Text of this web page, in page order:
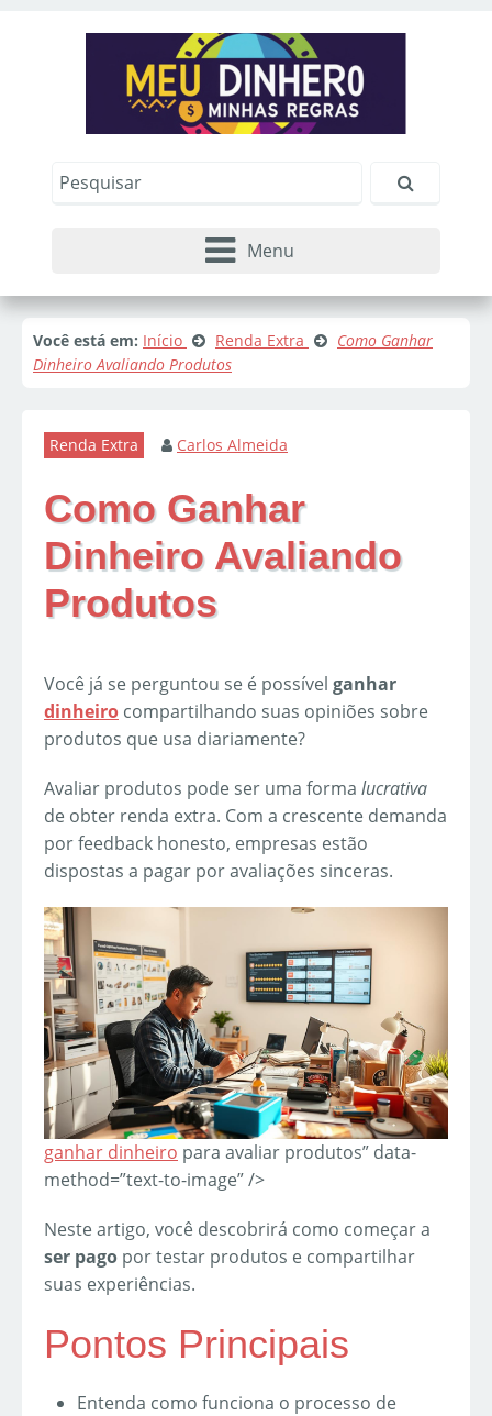
Menu
Você está em: Início Renda Extra
Como Ganhar
Dinheiro Avaliando Produtos
Renda Extra Carlos Almeida
Como Ganhar
Dinheiro Avaliando
Produtos
Você já se perguntou se é possível ganhar
dinheiro compartilhando suas opiniões sobre
produtos que usa diariamente?
Avaliar produtos pode ser uma forma lucrativa
de obter renda extra. Com a crescente demanda
por feedback honesto, empresas estão
dispostas a pagar por avaliações sinceras.
ganhar dinheiro para avaliar produtos” data-
method=”text-to-image” />
Neste artigo, você descobrirá como começar a
ser pago por testar produtos e compartilhar
suas experiências.
Pontos Principais
Entenda como funciona o processo de